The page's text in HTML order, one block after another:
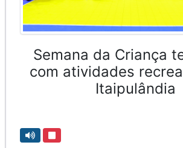
Semana da Criança
com atividades
Itaipulândia